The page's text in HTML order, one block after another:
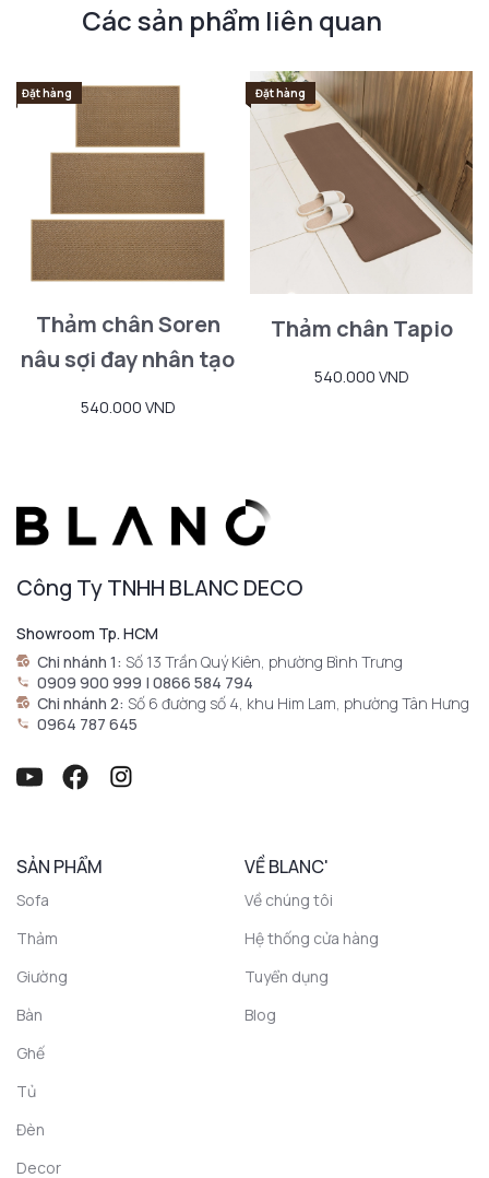
Các sản phẩm liên quan
Đặt hàng
Thảm chân Soren
nâu sợi đay nhân tạo
540.000 VND
Đặt hàng
Thảm chân Tapio
540.000 VND
Công Ty TNHH BLANC DECO
Showroom Tp. HCM
Chi nhánh 1: Số 13 Trần Quý Kiên, phường Bình Trưng
0909 900 999 | 0866 584 794
Chi nhánh 2: Số 6 đường số 4, khu Him Lam, phường Tân Hưng
0964 787 645
SẢN PHẨM
Sofa
Thảm
Giường
Bàn
Ghế
Tủ
Đèn
Decor
VỀ BLANC'
Về chúng tôi
Hệ thống cửa hàng
Tuyển dụng
Blog